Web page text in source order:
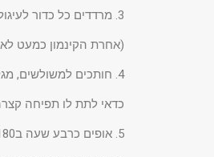
3. מרדדים כל כדור לעיגול דק, מורחים מעט שמן עם מברשת ומפזרים סוכר וקינמון
(אחרת הקינמון כמעט לא
4. חותכים למשולשים, מגלגלים לרוגעלך ומניחים בתבנית מרופדת בנייר אפייה.
כדאי לתת לו תפיחה
5. אופים כרבע שעה ב180 מעלות רק עד שמזהיב יפה.